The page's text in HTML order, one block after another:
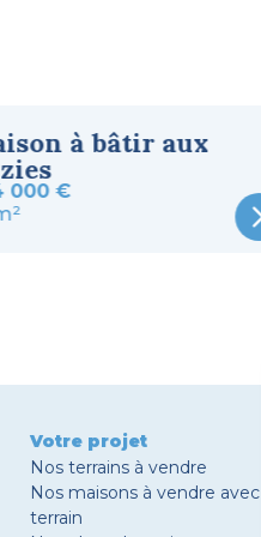
à bâtir aux
000 €
Votre projet
Nos terrains à vendre
Nos maisons à vendre avec
terrain